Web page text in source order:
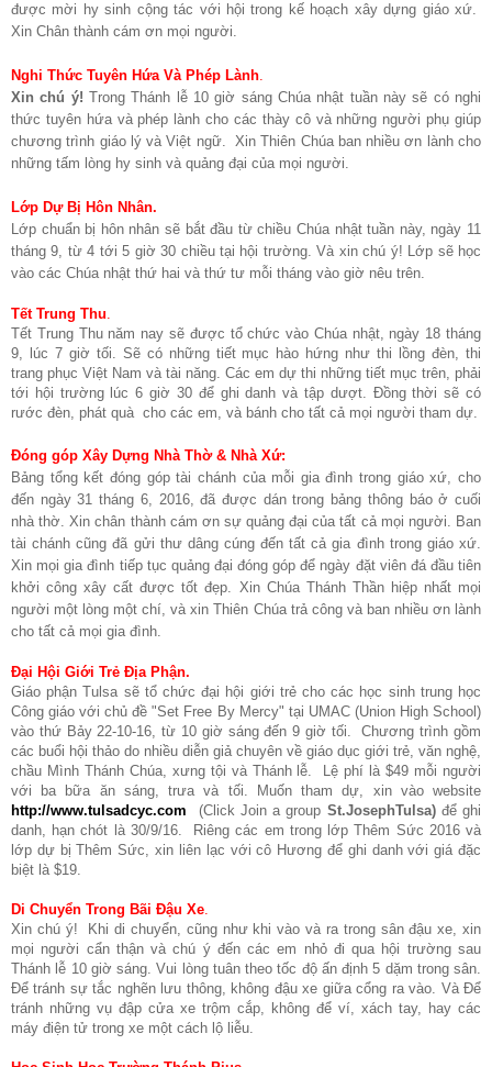
được mời hy sinh cộng tác với hội trong kế hoạch xây dựng giáo xứ.
Xin Chân thành cám ơn mọi người.
Nghi Thức Tuyên Hứa Và Phép Lành.
Xin chú ý! Trong Thánh lễ 10 giờ sáng Chúa nhật tuần này sẽ có nghi
thức tuyên hứa và phép lành cho các thày cô và những người phụ giúp
chương trình giáo lý và Việt ngữ. Xin Thiên Chúa ban nhiều ơn lành cho
những tấm lòng hy sinh và quảng đại của mọi người.
Lớp Dự Bị Hôn Nhân.
Lớp chuẩn bị hôn nhân sẽ bắt đầu từ chiều Chúa nhật tuần này, ngày 11
tháng 9, từ 4 tới 5 giờ 30 chiều tại hội trường. Và xin chú ý! Lớp sẽ học
vào các Chúa nhật thứ hai và thứ tư mỗi tháng vào giờ nêu trên.
Tết Trung Thu.
Tết Trung Thu năm nay sẽ được tổ chức vào Chúa nhật, ngày 18 tháng
9, lúc 7 giờ tối. Sẽ có những tiết mục hào hứng như thi lồng đèn, thi
trang phục Việt Nam và tài năng. Các em dự thi những tiết mục trên, phải
tới hội trường lúc 6 giờ 30 để ghi danh và tập dượt. Đồng thời sẽ có
rước đèn, phát quà cho các em, và bánh cho tất cả mọi người tham dự.
Đóng góp Xây Dựng Nhà Thờ & Nhà Xứ:
Bảng tổng kết đóng góp tài chánh của mỗi gia đình trong giáo xứ, cho
đến ngày 31 tháng 6, 2016, đã được dán trong bảng thông báo ở cuối
nhà thờ. Xin chân thành cám ơn sự quảng đại của tất cả mọi người. Ban
tài chánh cũng đã gửi thư dâng cúng đến tất cả gia đình trong giáo xứ.
Xin mọi gia đình tiếp tục quảng đại đóng góp để ngày đặt viên đá đầu tiên
khởi công xây cất được tốt đẹp. Xin Chúa Thánh Thần hiệp nhất mọi
người một lòng một chí, và xin Thiên Chúa trả công và ban nhiều ơn lành
cho tất cả mọi gia đình.
Đại Hội Giới Trẻ Địa Phận.
Giáo phận Tulsa sẽ tổ chức đại hội giới trẻ cho các học sinh trung học
Công giáo với chủ đề "Set Free By Mercy" tại UMAC (Union High School)
vào thứ Bảy 22-10-16, từ 10 giờ sáng đến 9 giờ tối. Chương trình gồm
các buổi hội thảo do nhiều diễn giả chuyên về giáo dục giới trẻ, văn nghệ,
chầu Mình Thánh Chúa, xưng tội và Thánh lễ. Lệ phí là $49 mỗi người
với ba bữa ăn sáng, trưa và tối.
Muốn tham dự, xin vào website
http://www.tulsadcyc.com
(Click Join a group St.JosephTulsa)để ghi
danh, hạn chót là 30/9/16. Riêng các em trong lớp Thêm Sức 2016 và
lớp dự bị Thêm Sức, xin liên lạc với cô Hương để ghi danh với giá đặc
biệt là $19.
Di Chuyển Trong Bãi Đậu Xe.
Xin chú ý! Khi di chuyển, cũng như khi vào và ra trong sân đậu xe, xin
mọi người cẩn thận và chú ý đến các em nhỏ đi qua hội trường sau
Thánh lễ 10 giờ sáng. Vui lòng tuân theo tốc độ ấn định 5 dặm trong sân.
Để tránh sự tắc nghẽn lưu thông, không đậu xe giữa cổng ra vào. Và Để
tránh những vụ đập cửa xe trộm cắp, không để ví, xách tay, hay các
máy điện tử trong xe một cách lộ liễu.